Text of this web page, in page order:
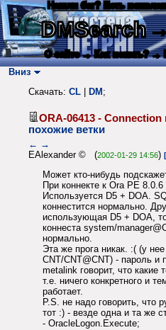
Нашли баг? Есть
DMSearch
О сайте → Как искать? →
Вниз
Скачать: CL DM ;
ORA-06413 -
похожие ветки
← →
EAlexander © (2002-01-29 14:56)
Может кто-нибудь
При коннекте к Ora PE
Используется D5 + DOA.
коннестится нормально.
использующая D5 + DOA,
коннеста system/
нормально.
Эта же прога никак. :( (у
CNT/CNT@CNT) - пароль и
metalink говорит, что какие
т.е. ничего конкретного и
работает.
P.S. не надо говорить, что
тот :) - везде одна и та же
- OracleLogon.Execute;